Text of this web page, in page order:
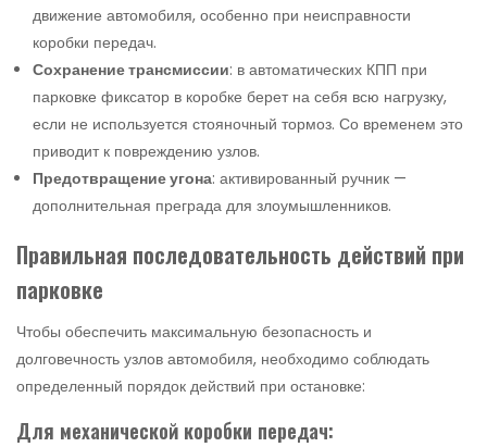
движение автомобиля, особенно при неисправности
коробки передач.
Сохранение трансмиссии: в автоматических КПП при
парковке фиксатор в коробке берет на себя всю нагрузку,
если не используется стояночный тормоз. Со временем это
приводит к повреждению узлов.
Предотвращение угона: активированный ручник —
дополнительная преграда для злоумышленников.
Правильная последовательность действий при
парковке
Чтобы обеспечить максимальную безопасность и
долговечность узлов автомобиля, необходимо соблюдать
определенный порядок действий при остановке:
Для механической коробки передач: